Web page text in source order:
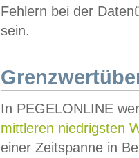
Fehlern bei der
sein.
In PEGELONLINE
mittleren niedrigsten
einer Zeitspanne in